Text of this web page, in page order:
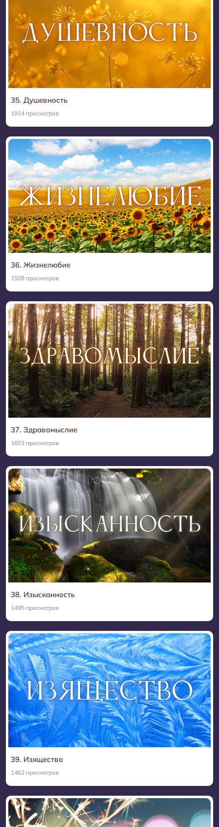
35. Душевность
1914 просмотров
36. Жизнелюбие
1509 просмотров
37. Здравомыслие
1603 просмотров
38. Изысканность
1495 просмотров
39. Изящество
1462 просмотров